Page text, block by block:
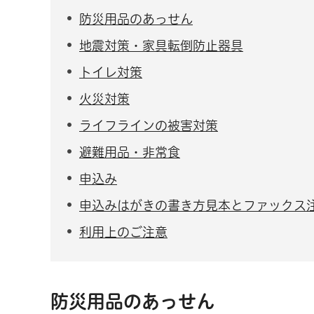
防災用品のあっせん
地震対策・家具転倒防止器具
トイレ対策
火災対策
ライフラインの被害対策
避難用品・非常食
申込み
申込みはがきの書き方見本とファックス
利用上のご注意
防災用品のあっせん